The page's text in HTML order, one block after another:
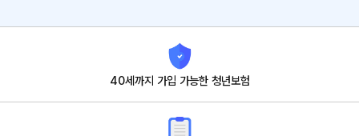
40세까지 가입 가능한 청년보험